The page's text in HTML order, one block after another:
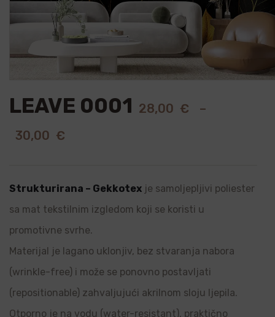
LEAVE 0001 28,00 €
–
30,00 €
Strukturirana – Gekkotex je samoljepljivi poliester
sa mat tekstilnim izgledom koji se koristi u
promotivne svrhe.
Materijal je lagano uklonjiv, bez stvaranja nabora
(wrinkle-free) i može se ponovno postavljati
(repositionable) zahvaljujući akrilnom sloju ljepila.
Otporno je na vodu (water-resistant), praktično